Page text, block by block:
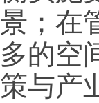
景；在
多的空
策与产